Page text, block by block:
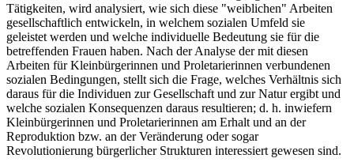
Tätigkeiten, wird analysiert, wie sich diese "weiblichen" Arbeiten
gesellschaftlich entwickeln, in welchem sozialen Umfeld sie
geleistet werden und welche individuelle Bedeutung sie für die
betreffenden Frauen haben. Nach der Analyse der mit diesen
Arbeiten für Kleinbürgerinnen und Proletarierinnen verbundenen
sozialen Bedingungen, stellt sich die Frage, welches Verhältnis sich
daraus für die Individuen zur Gesellschaft und zur Natur ergibt und
welche sozialen Konsequenzen daraus resultieren; d. h. inwiefern
Kleinbürgerinnen und Proletarierinnen am Erhalt und an der
Reproduktion bzw. an der Veränderung oder sogar
Revolutionierung bürgerlicher Strukturen interessiert gewesen sind.